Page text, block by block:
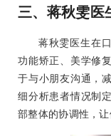
三、蒋秋雯医
蒋秋雯医生在
功能矫正、美学修
于与小朋友沟通，
细分析患者情况制
部整体的协调性，让